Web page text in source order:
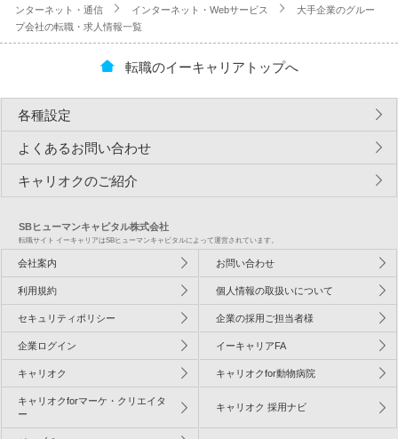
ンターネット・通信
インターネット・Webサービス
大手企業のグルー
プ会社の転職・求人情報一覧
転職のイーキャリアトップへ
各種設定
よくあるお問い合わせ
キャリオクのご紹介
SBヒューマンキャピタル株式会社
転職サイト イーキャリアはSBヒューマンキャピタルによって運営されています。
会社案内 お問い合わせ
利用規約 個人情報の取扱いについて
セキュリティポリシー 企業の採用ご担当者様
企業ログイン イーキャリアFA
キャリオク キャリオクfor動物病院
キャリオクforマーケ・クリエイタ
ー
キャリオク 採用ナビ